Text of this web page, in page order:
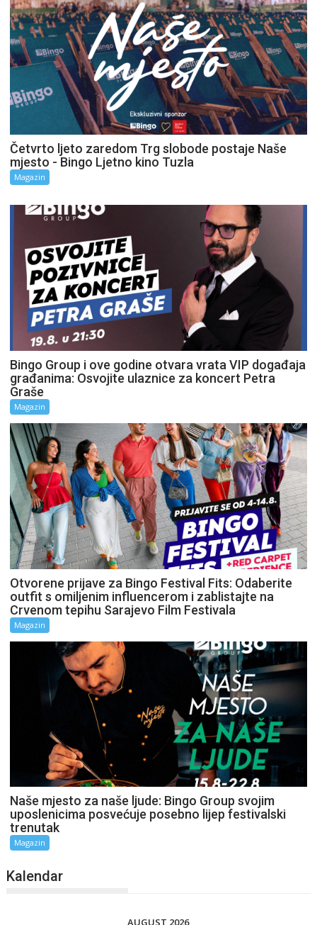
Četvrto ljeto zaredom Trg slobode postaje Naše
mjesto - Bingo Ljetno kino Tuzla
Magazin
Bingo Group i ove godine otvara vrata VIP događaja
građanima: Osvojite ulaznice za koncert Petra
Graše
Magazin
Otvorene prijave za Bingo Festival Fits: Odaberite
outfit s omiljenim influencerom i zablistajte na
Crvenom tepihu Sarajevo Film Festivala
Magazin
Naše mjesto za naše ljude: Bingo Group svojim
uposlenicima posvećuje posebno lijep festivalski
trenutak
Magazin
Kalendar
AUGUST 2026